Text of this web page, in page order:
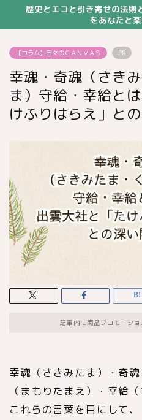
歴史とエコと引き寄せの法則
をあなたと
【コラム】日々のＣＡＮＶＡＳ PR
幸魂・奇魂（さき
ま）守給・幸給と
けふりはらえ」と
記事内に商品プロモーシ
幸魂（さきみたま）・奇
（まもりたまえ）・幸
これらの言葉を目にして